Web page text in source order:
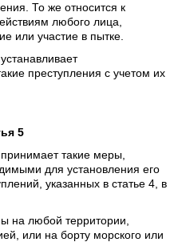
То же относится к
любого лица,
или участие в пытке.
преступления с учетом их
5
такие меры,
для установления его
указанных в статье 4, в
на любой территории,
или на борту морского или